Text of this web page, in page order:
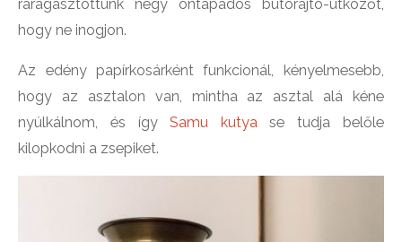
ráragasztottunk négy öntapadós bútorajtó-ütközőt,
hogy ne inogjon.
Az edény papírkosárként funkcionál, kényelmesebb,
hogy az asztalon van, mintha az asztal alá kéne
nyúlkálnom, és ígySamu kutya se tudja belőle
kilopkodni a zsepiket.